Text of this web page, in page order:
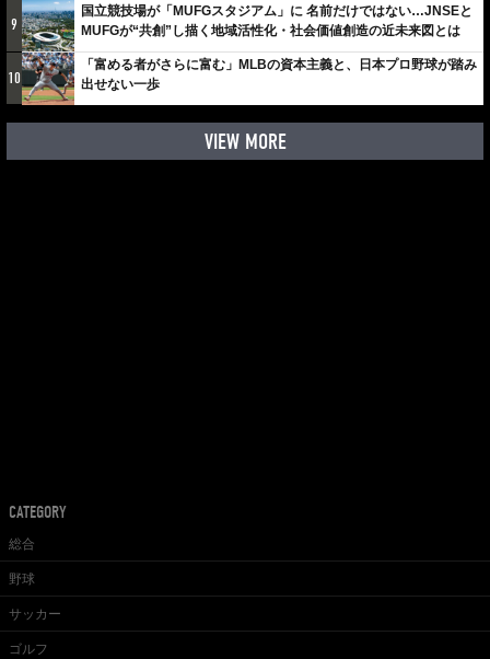
9
国立競技場が「MUFGスタジアム」に 名前だけではない…JNSEと
MUFGが“共創”し描く地域活性化・社会価値創造の近未来図とは
10
「富める者がさらに富む」MLBの資本主義と、日本プロ野球が踏み
出せない一歩
VIEW MORE
CATEGORY
総合
野球
サッカー
ゴルフ